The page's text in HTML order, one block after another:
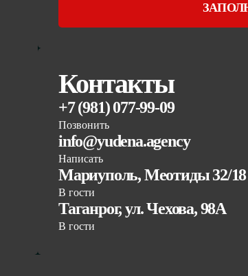
Контакты
+7 (981) 077-99-09
Позвонить
info@yudena.agency
Написать
Мариуполь, Меотиды 32/18
В гости
Таганрог, ул. Чехова, 98А
В гости